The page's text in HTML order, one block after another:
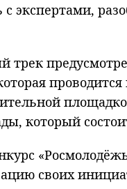
экспертами,
трек
который
своих